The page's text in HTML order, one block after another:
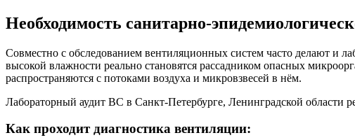
Необходимость санитарно-
Совместно с обследованием вентиляционных систем часто делают и
высокой влажности реально становятся рассадником опасных
распространяются с потоками воздуха и микровзвесей в нём.
Лабораторный аудит ВС в Санкт-Петербурге, Ленинградской области
Как проходит диагностика вентиляции: